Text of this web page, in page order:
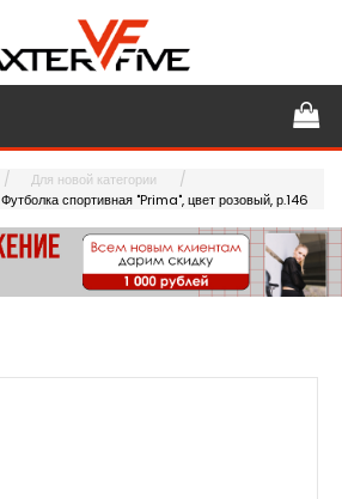
Для новой категории
Футболка спортивная "Prima", цвет розовый, р.146